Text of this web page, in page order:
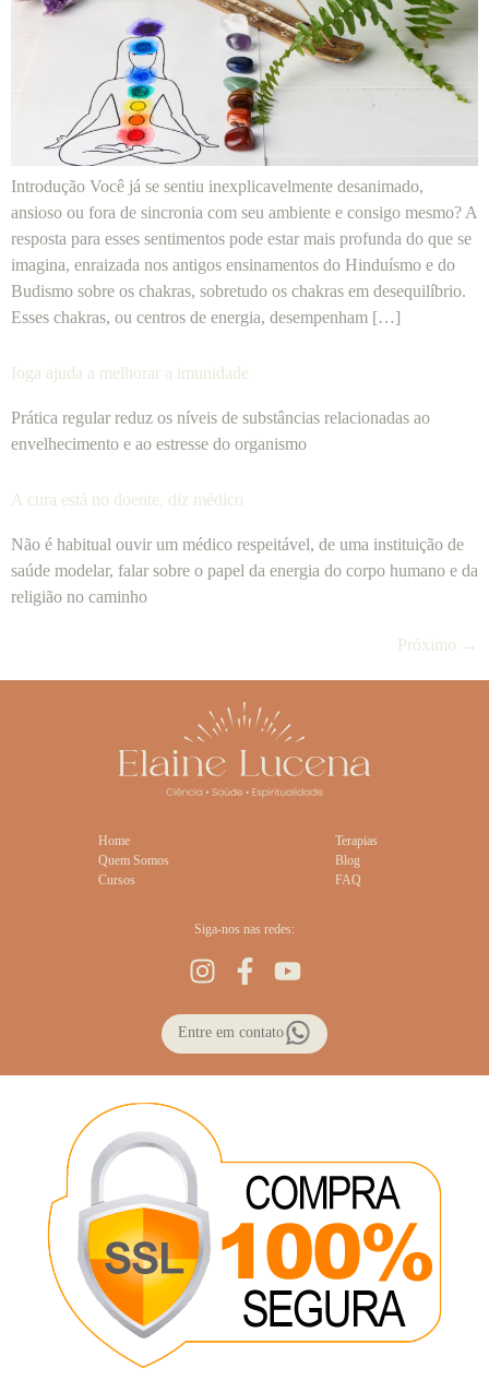
Introdução Você já se sentiu inexplicavelmente desanimado,
ansioso ou fora de sincronia com seu ambiente e consigo mesmo? A
resposta para esses sentimentos pode estar mais profunda do que se
imagina, enraizada nos antigos ensinamentos do Hinduísmo e do
Budismo sobre os chakras, sobretudo os chakras em desequilíbrio.
Esses chakras, ou centros de energia, desempenham […]
Ioga ajuda a melhorar a imunidade
Prática regular reduz os níveis de substâncias relacionadas ao
envelhecimento e ao estresse do organismo
A cura está no doente, diz médico
Não é habitual ouvir um médico respeitável, de uma instituição de
saúde modelar, falar sobre o papel da energia do corpo humano e da
religião no caminho
Próximo →
Home
Quem Somos
Cursos
Terapias
Blog
FAQ
Siga-nos nas redes:
Entre em contato